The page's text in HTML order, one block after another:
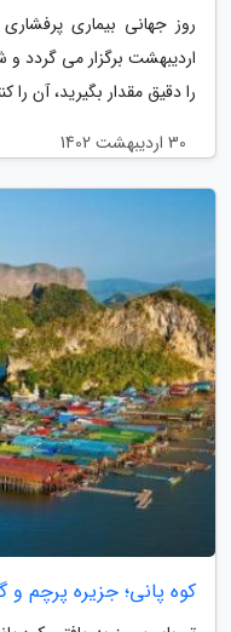
اردیبهشت برگزار می گردد
را دقیق مقدار بگیرید، آن را
30 اردیبهشت 1402
کوه پانی؛ جزیره پرچم و